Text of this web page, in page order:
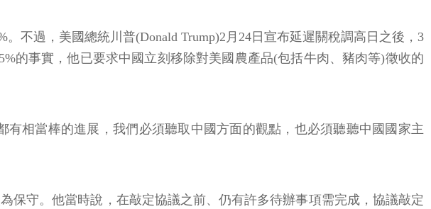
不過，美國總統川普(Donald Trump)2月24日宣布延遲關稅調高日之後，3
的事實，他已要求中國立刻移除對美國農產品(包括牛肉、豬肉等)徵收的
相當棒的進展，我們必須聽取中國方面的觀點，也必須聽聽中國國家主
保守。他當時說，在敲定協議之前、仍有許多待辦事項需完成，協議敲定